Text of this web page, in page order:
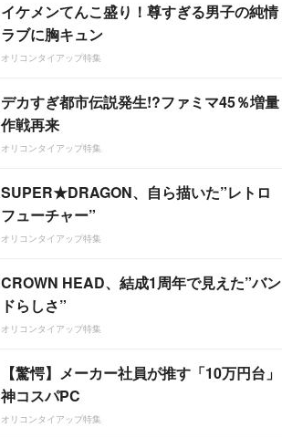
イケメンてんこ盛り！尊すぎる男子の純情
ラブに胸キュン
オリコンタイアップ特集
デカすぎ都市伝説発生!?ファミマ45％増量
作戦再来
オリコンタイアップ特集
SUPER★DRAGON、自ら描いた”レトロ
フューチャー”
オリコンタイアップ特集
CROWN HEAD、結成1周年で見えた”バン
ドらしさ”
オリコンタイアップ特集
【驚愕】メーカー社員が推す「10万円台」
神コスパPC
オリコンタイアップ特集